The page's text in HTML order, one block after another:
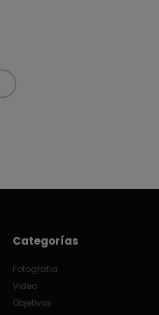
Categorías
Fotografia
Video
Objetivos